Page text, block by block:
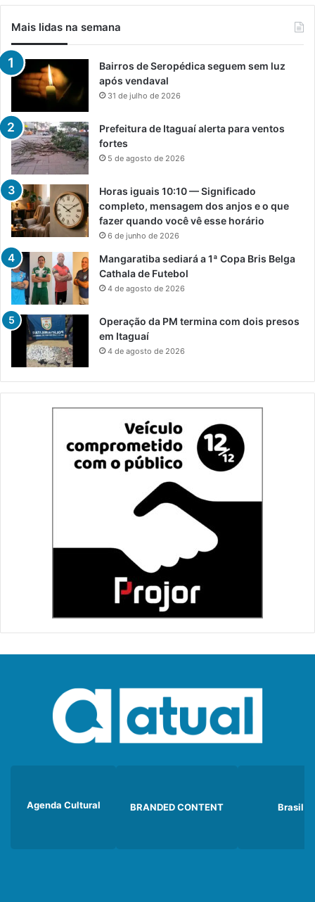
Mais lidas na semana
Bairros de Seropédica seguem sem luz
após vendaval
31 de julho de 2026
Prefeitura de Itaguaí alerta para ventos
fortes
5 de agosto de 2026
Horas iguais 10:10 — Significado
completo, mensagem dos anjos e o que
fazer quando você vê esse horário
6 de junho de 2026
Mangaratiba sediará a 1ª Copa Bris Belga
Cathala de Futebol
4 de agosto de 2026
Operação da PM termina com dois presos
em Itaguaí
4 de agosto de 2026
Agenda Cultural BRANDED CONTENT Brasil